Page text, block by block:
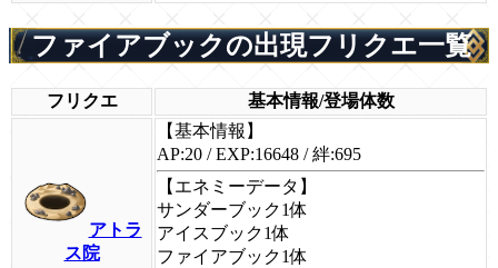
ファイアブックの出現フリクエ一覧
フリクエ 基本情報/登場体数
アトラ
ス院
【基本情報】
AP:20 / EXP:16648 / 絆:695
【エネミーデータ】
サンダーブック1体
アイスブック1体
ファイアブック1体